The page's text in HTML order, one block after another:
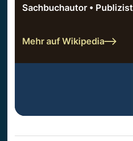
Sachbuchautor • Publizist
Mehr auf Wikipedia